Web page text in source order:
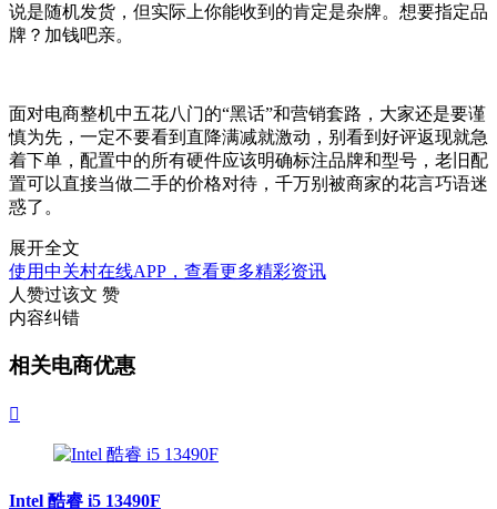
说是随机发货，但实际上你能收到的肯定是杂牌。想要指定品
牌？加钱吧亲。
面对电商整机中五花八门的“黑话”和营销套路，大家还是要谨
慎为先，一定不要看到直降满减就激动，别看到好评返现就急
着下单，配置中的所有硬件应该明确标注品牌和型号，老旧配
置可以直接当做二手的价格对待，千万别被商家的花言巧语迷
惑了。
展开全文
使用中关村在线APP，查看更多精彩资讯
人赞过该文 赞
内容纠错
相关电商优惠

Intel 酷睿 i5 13490F